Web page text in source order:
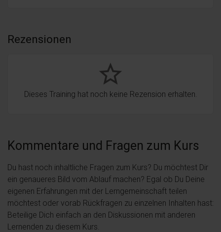
Rezensionen
star_border
Dieses Training hat noch keine Rezension erhalten.
Kommentare und Fragen zum Kurs
Du hast noch inhaltliche Fragen zum Kurs? Du möchtest Dir
ein genaueres Bild vom Ablauf machen? Egal ob Du Deine
eigenen Erfahrungen mit der Lerngemeinschaft teilen
möchtest oder vorab Rückfragen zu einzelnen Inhalten hast:
Beteilige Dich einfach an den Diskussionen mit anderen
Lernenden zu diesem Kurs.